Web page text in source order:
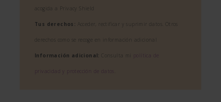
acogida a Privacy Shield
Tus derechos: Acceder, rectificar y suprimir datos. Otros
derechos como se recoge en información adicional
Información adicional: Consulta mi política de
privacidad y protección de datos